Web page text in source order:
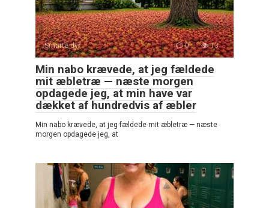
Smarte dyr 0 13
Min nabo krævede, at jeg fældede
mit æbletræ — næste morgen
opdagede jeg, at min have var
dækket af hundredvis af æbler
Min nabo krævede, at jeg fældede mit æbletræ — næste
morgen opdagede jeg, at